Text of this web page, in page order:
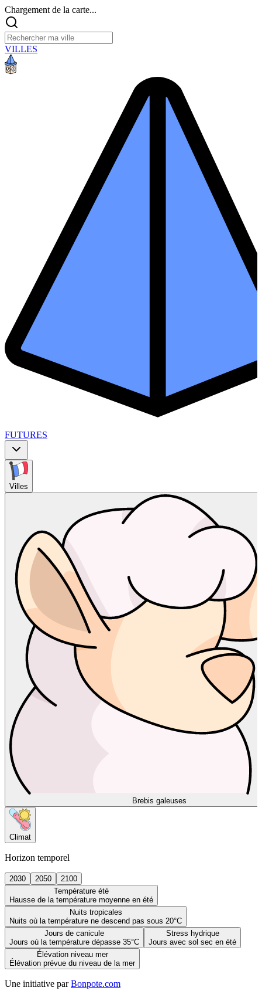
Chargement de la carte...
VILLES
FUTURES
Villes
Brebis galeuses
Climat
Horizon temporel
2030 2050
2100
Température été
Hausse de la température moyenne en été
Nuits tropicales
Nuits où la température ne descend pas sous 20°C
Jours de canicule
Jours où la température dépasse 35°C
Stress hydrique
Jours avec sol sec en été
Élévation niveau mer
Élévation prévue du niveau de la mer
Une initiative par Bonpote.com